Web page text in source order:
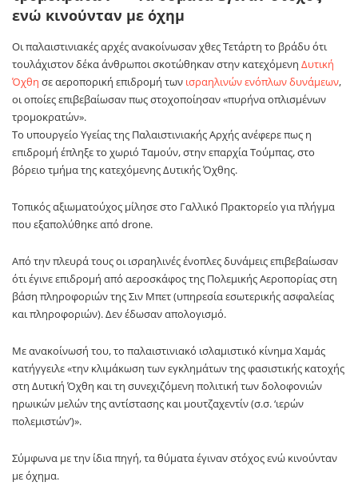
ενώ κινούνταν με όχημ
Οι παλαιστινιακές αρχές ανακοίνωσαν χθες Τετάρτη το βράδυ ότι
τουλάχιστον δέκα άνθρωποι σκοτώθηκαν στην κατεχόμενη Δυτική
Όχθη σε αεροπορική επιδρομή των ισραηλινών ενόπλων δυνάμεων,
οι οποίες επιβεβαίωσαν πως στοχοποίησαν «πυρήνα οπλισμένων
τρομοκρατών».
Το υπουργείο Υγείας της Παλαιστινιακής Αρχής ανέφερε πως η
επιδρομή έπληξε το χωριό Ταμούν, στην επαρχία Τούμπας, στο
βόρειο τμήμα της κατεχόμενης Δυτικής Όχθης.
Τοπικός αξιωματούχος μίλησε στο Γαλλικό Πρακτορείο για πλήγμα
που εξαπολύθηκε από drone.
Από την πλευρά τους οι ισραηλινές ένοπλες δυνάμεις επιβεβαίωσαν
ότι έγινε επιδρομή από αεροσκάφος της Πολεμικής Αεροπορίας στη
βάση πληροφοριών της Σιν Μπετ (υπηρεσία εσωτερικής ασφαλείας
και πληροφοριών). Δεν έδωσαν απολογισμό.
Με ανακοίνωσή του, το παλαιστινιακό ισλαμιστικό κίνημα Χαμάς
κατήγγειλε «την κλιμάκωση των εγκλημάτων της φασιστικής κατοχής
στη Δυτική Όχθη και τη συνεχιζόμενη πολιτική των δολοφονιών
ηρωικών μελών της αντίστασης και μουτζαχεντίν (σ.σ. ‘ιερών
πολεμιστών’)».
Σύμφωνα με την ίδια πηγή, τα θύματα έγιναν στόχος ενώ κινούνταν
με όχημα.